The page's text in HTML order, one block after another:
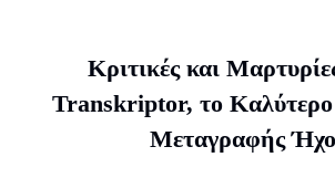
απόλυτα συντονισμένοι.
Κριτικές και
Transkriptor, το Καλύτερο
Μεταγραφής